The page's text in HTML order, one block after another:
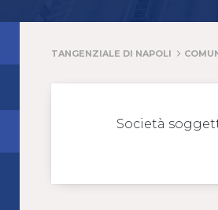
TANGENZIALE DI NAPOLI
Società